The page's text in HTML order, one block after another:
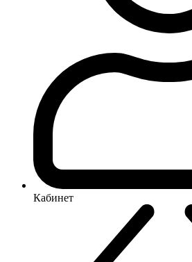
Кабинет